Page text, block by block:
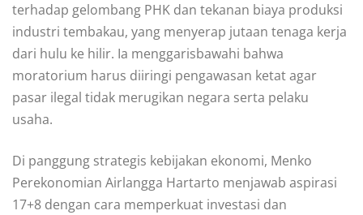
terhadap gelombang PHK dan tekanan biaya produksi
industri tembakau, yang menyerap jutaan tenaga kerja
dari hulu ke hilir. Ia menggarisbawahi bahwa
moratorium harus diiringi pengawasan ketat agar
pasar ilegal tidak merugikan negara serta pelaku
usaha.
Di panggung strategis kebijakan ekonomi, Menko
Perekonomian Airlangga Hartarto menjawab aspirasi
17+8 dengan cara memperkuat investasi dan